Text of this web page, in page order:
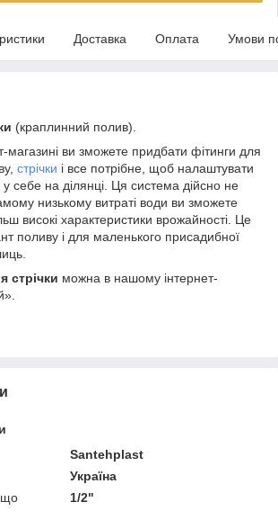
Доставка Оплата Умови
(краплинний полив).
магазині ви зможете придбати фітинги для
стрічки і все потрібне, щоб налаштувати
у себе на ділянці. Ця система дійсно не
низькому витраті води ви зможете
високі характеристики врожайності. Це
поливу і для маленького присадибної
стрічки можна в нашому інтернет-
Santehplast
Україна
що
1/2"